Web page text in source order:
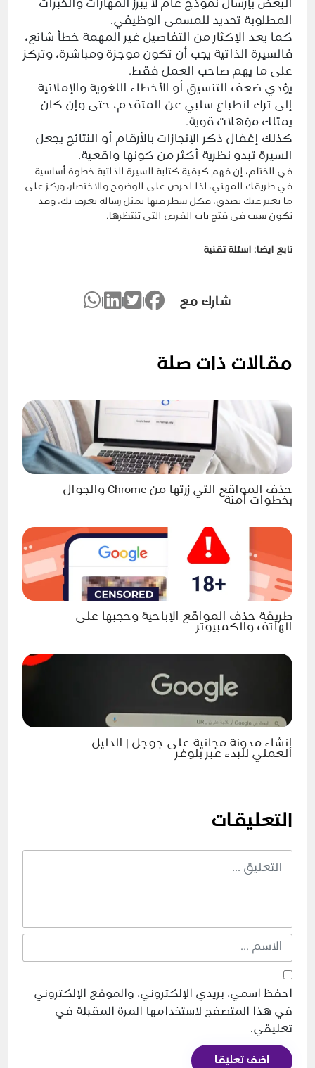
البعض بإرسال نموذج عام لا يبرز المهارات والخبرات
المطلوبة تحديد للمسمى الوظيفي.
كما يعد الإكثار من التفاصيل غير المهمة خطأ شائع،
فالسيرة الذاتية يجب أن تكون موجزة ومباشرة، وتركز
على ما يهم صاحب العمل فقط.
يؤدي ضعف التنسيق أو الأخطاء اللغوية والإملائية
إلى ترك انطباع سلبي عن المتقدم، حتى وإن كان
يمتلك مؤهلات قوية.
كذلك إغفال ذكر الإنجازات بالأرقام أو النتائج يجعل
السيرة تبدو نظرية أكثر من كونها واقعية.
في الختام، إن فهم كيفية كتابة السيرة الذاتية خطوة أساسية
في طريقك المهني، لذا احرص على الوضوح والاختصار، وركز على
ما يعبر عنك بصدق، فكل سطر فيها يمثل رسالة تعرف بك، وقد
تكون سبب في فتح باب الفرص التي تنتظرها.
تابع ايضا: اسئلة تقنية
شارك مع
مقالات ذات صلة
حذف المواقع التي زرتها من Chrome والجوال
بخطوات آمنة
طريقة حذف المواقع الإباحية وحجبها على
الهاتف والكمبيوتر
إنشاء مدونة مجانية على جوجل | الدليل
العملي للبدء عبر بلوغر
التعليقات
احفظ اسمي، بريدي الإلكتروني، والموقع الإلكتروني
في هذا المتصفح لاستخدامها المرة المقبلة في
تعليقي.
اضف تعليقا